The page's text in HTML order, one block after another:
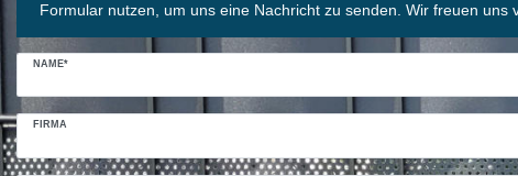
Formular nutzen, um uns eine Nachricht zu senden. Wir freuen uns
NAME*
FIRMA